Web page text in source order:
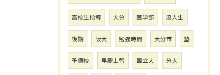
高校生指導 大分 医学部 浪人生
後期 阪大 勉強時間 大分市 塾
予備校 早慶上智 国立大 分大